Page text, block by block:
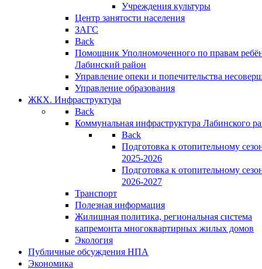
Учреждения культуры
Центр занятости населения
ЗАГС
Back
Помощник Уполномоченного по правам
Лабинский район
Управление опеки и попечительства
Управление образования
ЖКХ. Инфраструктура
Back
Коммунальная инфраструктура Лабинского
Back
Подготовка к отопительному
2025-2026
Подготовка к отопительному
2026-2027
Транспорт
Полезная информация
Жилищная политика, региональная система
капремонта многоквартирных жилых домов
Экология
Публичные обсуждения НПА
Экономика